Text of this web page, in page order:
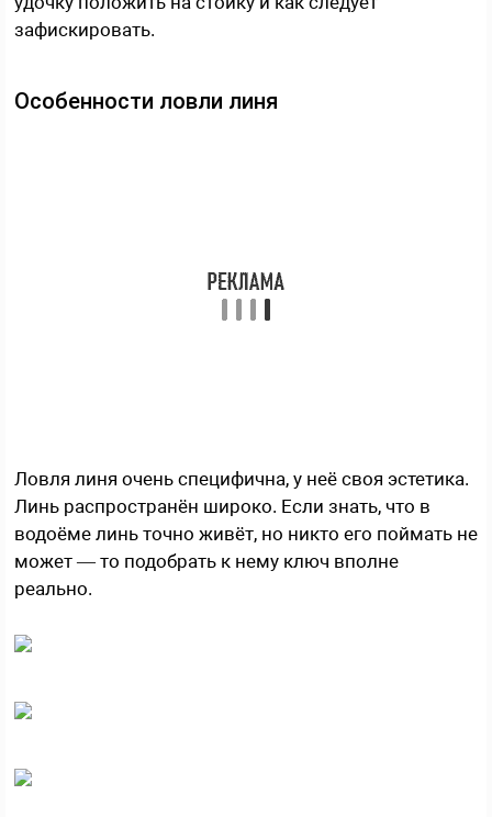
зафискировать.
Особенности ловли линя
Ловля линя очень специфична, у неё своя эстетика.
Линь распространён широко. Если знать, что в
водоёме линь точно живёт, но никто его поймать не
может — то подобрать к нему ключ вполне
реально.